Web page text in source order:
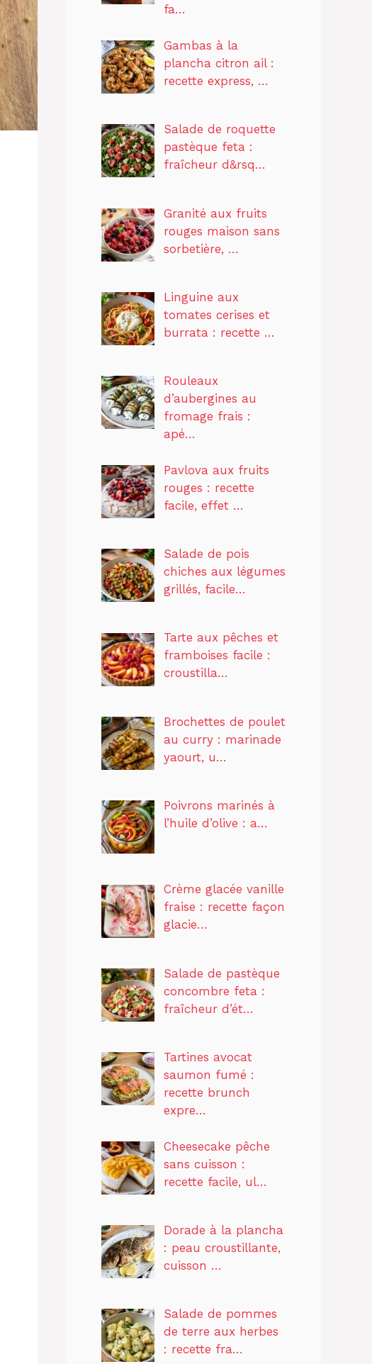
fa…
Gambas à la
plancha citron ail :
recette express, …
Salade de roquette
pastèque feta :
fraîcheur d&rsq…
Granité aux fruits
rouges maison sans
sorbetière, …
Linguine aux
tomates cerises et
burrata : recette …
Rouleaux
d’aubergines au
fromage frais :
apé…
Pavlova aux fruits
rouges : recette
facile, effet …
Salade de pois
chiches aux légumes
grillés, facile…
Tarte aux pêches et
framboises facile :
croustilla…
Brochettes de poulet
au curry : marinade
yaourt, u…
Poivrons marinés à
l’huile d’olive : a…
Crème glacée vanille
fraise : recette façon
glacie…
Salade de pastèque
concombre feta :
fraîcheur d’ét…
Tartines avocat
saumon fumé :
recette brunch
expre…
Cheesecake pêche
sans cuisson :
recette facile, ul…
Dorade à la plancha
: peau croustillante,
cuisson …
Salade de pommes
de terre aux herbes
: recette fra…